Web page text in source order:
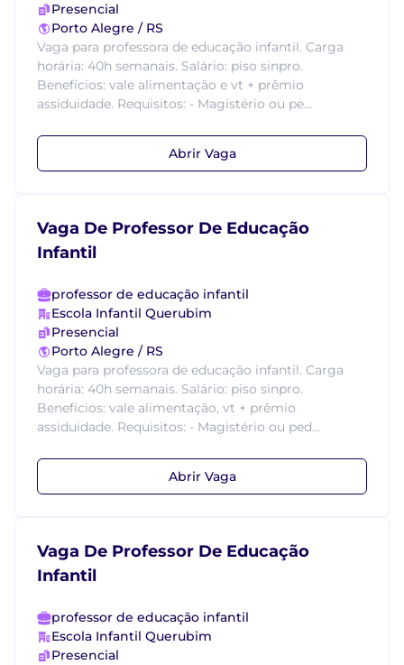
Presencial
Porto Alegre / RS
Vaga para professora de educação infantil. Carga
horária: 40h semanais. Salário: piso sinpro.
Benefícios: vale alimentação e vt + prêmio
assiduidade. Requisitos: - Magistério ou pe...
Abrir Vaga
Vaga De Professor De Educação
Infantil
professor de educação infantil
Escola Infantil Querubim
Presencial
Porto Alegre / RS
Vaga para professora de educação infantil. Carga
horária: 40h semanais. Salário: piso sinpro.
Benefícios: vale alimentação, vt + prêmio
assiduidade. Requisitos: - Magistério ou ped...
Abrir Vaga
Vaga De Professor De Educação
Infantil
professor de educação infantil
Escola Infantil Querubim
Presencial